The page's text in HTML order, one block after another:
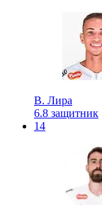
В. Лира
6.8 защитник
14